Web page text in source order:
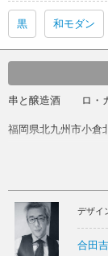
黒 和モダン
串と醸造酒 ロ・
福岡県北九州市小倉
最後に言っておくが
デザイ
合田